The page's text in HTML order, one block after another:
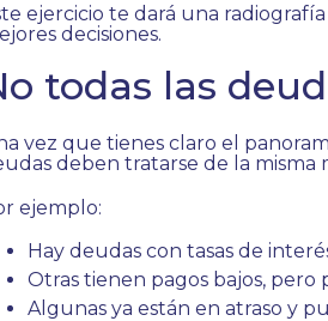
ejercicio te dará una
decisiones.
todas las
vez que tienes claro el
deben tratarse de la misma
ejemplo:
Hay deudas con tasas de
Otras tienen pagos bajos, pero
Algunas ya están en atraso y